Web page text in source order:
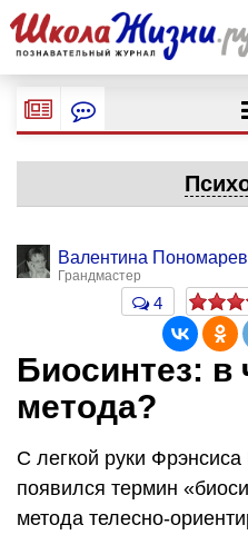
Валентина
Грандмастер
4
Биосинтез: в
метода?
С легкой руки
появился термин
метода телесно-